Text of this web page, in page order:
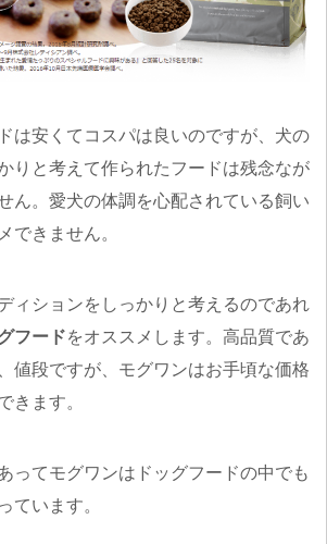
は安くてコスパは良いのですが、犬の
りと考えて作られたフードは残念なが
ん。愛犬の体調を心配されている飼い
できません。
ィションをしっかりと考えるのであれ
フードをオススメします。高品質であ
値段ですが、モグワンはお手頃な価格
きます。
ってモグワンはドッグフードの中でも
ています。